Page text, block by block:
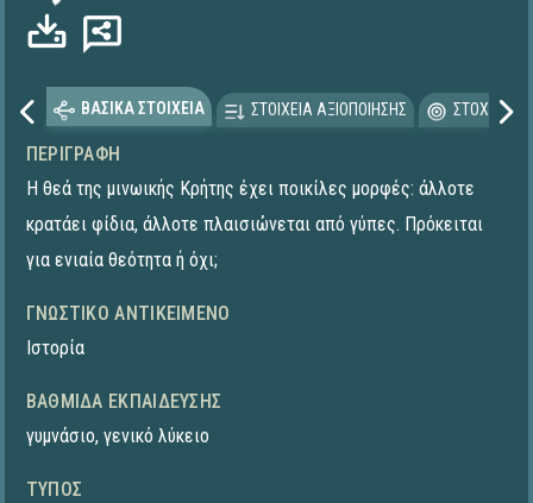
ΒΑΣΙΚΑ ΣΤΟΙΧΕΙΑ ΣΤΟΙΧΕΙΑ ΑΞΙΟΠΟΙΗΣΗΣ
ΠΕΡΙΓΡΑΦΉ
Η θεά της μινωικής Κρήτης έχει ποικίλες μορφές: άλλοτε
κρατάει φίδια, άλλοτε πλαισιώνεται από γύπες. Πρόκειται
για ενιαία θεότητα ή όχι;
ΓΝΩΣΤΙΚΌ ΑΝΤΙΚΕΊΜΕΝΟ
Ιστορία
ΒΑΘΜΊΔΑ ΕΚΠΑΊΔΕΥΣΗΣ
γυμνάσιο, γενικό λύκειο
ΤΎΠΟΣ